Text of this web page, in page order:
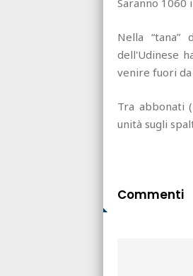
Saranno 1060
Nella
dell'Udinese
venire fuori
Tra abbonati
unità sugli
Commenti